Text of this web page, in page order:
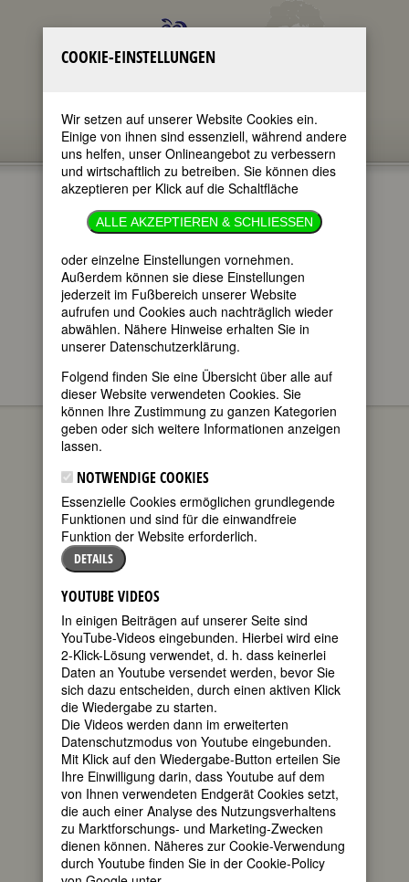
GEDENKTAGE
8.2.2022
im ganzen Text
nur in Titeln
Hier finden Sie - im täglichen Wechsel -
die aktuellen Gedenktage bedeutender
Frauen. Wenn Sie mehr über diese
Frauen wissen möchten oder sich über
kommende Gedenktage informieren
wollen, empfehlen wir Ihnen die
FemBio-Datenbank.
Zum heutigen Datum passen 38
Geburtstage
Schweizer Schriftstellerin
* 08. Februar 1922 in Aarau
† 14. April 2010 in Muri
Details
170. Geburtstag:Madame Davaine
französische Frauenrechtlerin
* 08. Februar 1852 in Paris
† nach 1914
Details
120. Geburtstag:Helene Glatzer
deutsche Kontoristin;
Widerstandskämpferin
COOKIE-EINSTELLUNGEN
Wir setzen auf unserer Website Cookies ein.
Einige von ihnen sind essenziell, während andere
uns helfen, unser Onlineangebot zu verbessern
und wirtschaftlich zu betreiben. Sie können dies
akzeptieren per Klick auf die Schaltfläche
ALLE AKZEPTIEREN & SCHLIESSEN
oder einzelne Einstellungen vornehmen.
Außerdem können sie diese Einstellungen
jederzeit im Fußbereich unserer Website
aufrufen und Cookies auch nachträglich wieder
abwählen. Nähere Hinweise erhalten Sie in
unserer Datenschutzerklärung.
Folgend finden Sie eine Übersicht über alle auf
dieser Website verwendeten Cookies. Sie
können Ihre Zustimmung zu ganzen Kategorien
geben oder sich weitere Informationen anzeigen
lassen.
NOTWENDIGE COOKIES
Essenzielle Cookies ermöglichen grundlegende
Funktionen und sind für die einwandfreie
Funktion der Website erforderlich.
DETAILS
YOUTUBE VIDEOS
In einigen Beiträgen auf unserer Seite sind
YouTube-Videos eingebunden. Hierbei wird eine
2-Klick-Lösung verwendet, d. h. dass keinerlei
Daten an Youtube versendet werden, bevor Sie
sich dazu entscheiden, durch einen aktiven Klick
die Wiedergabe zu starten.
Die Videos werden dann im erweiterten
Datenschutzmodus von Youtube eingebunden.
Mit Klick auf den Wiedergabe-Button erteilen Sie
Ihre Einwilligung darin, dass Youtube auf dem
von Ihnen verwendeten Endgerät Cookies setzt,
die auch einer Analyse des Nutzungsverhaltens
zu Marktforschungs- und Marketing-Zwecken
dienen können. Näheres zur Cookie-Verwendung
durch Youtube finden Sie in der Cookie-Policy